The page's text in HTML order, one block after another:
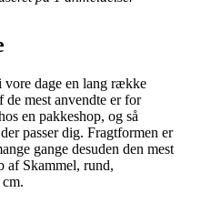
dage en lang række
mest anvendte er for
en pakkeshop, og så
passer dig. Fragtformen er
gange desuden den mest
af Skammel, rund,